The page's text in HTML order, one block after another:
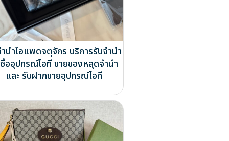
นำไอแพดจตุจักร บริการรับจำนำ
ออุปกรณ์ไอที ขายของหลุดจำนำ
และ รับฝากขายอุปกรณ์ไอที